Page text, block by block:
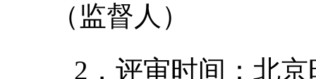
（监督人）
2．评审时间：北京